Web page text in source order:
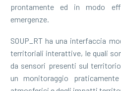
prontamente ed in modo
emergenze.
SOUP_RT ha una interfaccia
territoriali interattive, le quali
da sensori presenti sul
un monitoraggio